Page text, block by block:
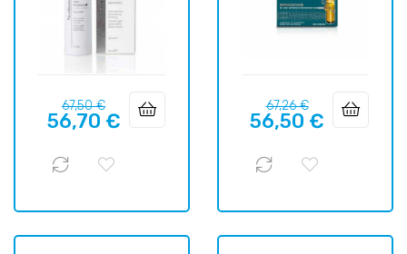
Prix
habituel
67,50 €Prix
56,70 €
Prix
habituel
67,26 €Prix
56,50 €